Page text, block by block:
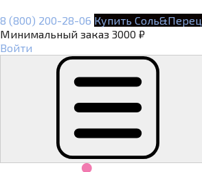
8 (800) 200-28-06 Купить
Минимальный заказ 3000 ₽
Войти